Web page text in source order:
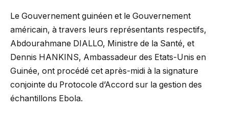
Le Gouvernement guinéen et le Gouvernement
américain, à travers leurs représentants respectifs,
Abdourahmane DIALLO, Ministre de la Santé, et
Dennis HANKINS, Ambassadeur des Etats-Unis en
Guinée, ont procédé cet après-midi à la signature
conjointe du Protocole d’Accord sur la gestion des
échantillons Ebola.